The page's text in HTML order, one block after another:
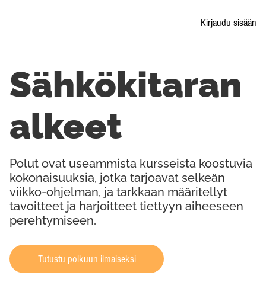
Kirjaudu sisään
Sähkökitaran
alkeet
Polut ovat useammista kursseista koostuvia
kokonaisuuksia, jotka tarjoavat selkeän
viikko-ohjelman, ja tarkkaan määritellyt
tavoitteet ja harjoitteet tiettyyn aiheeseen
perehtymiseen.
Tutustu polkuun ilmaiseksi